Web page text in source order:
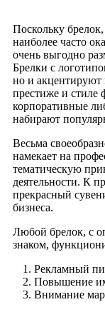
Поскольку
наиболее часто
очень выгодно
Брелки с
но и акцентируют
престиже и
корпоративные
набирают
Весьма
намекает на
тематическую
деятельности. К
прекрасный
бизнеса.
Любой брелок, с
знаком,
Рекламный
Повышение
Внимание